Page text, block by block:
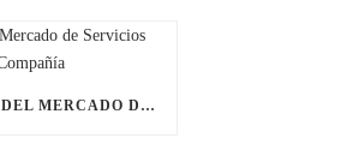
TENDENCIAS DEL MERCADO DE SERVICIOS PARA ANIMALES DE COMPAÑÍA